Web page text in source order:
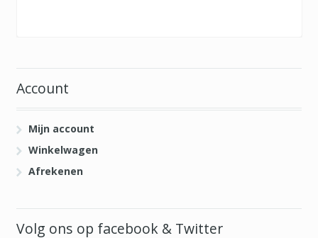
Account
Mijn account
Winkelwagen
Afrekenen
Volg ons op facebook & Twitter